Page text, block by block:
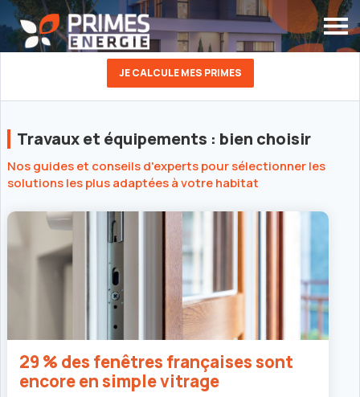
JE CALCULE MES PRIMES
Travaux et équipements : bien choisir
Nos guides et conseils d'experts pour sélectionner les
solutions les plus adaptées à votre habitat
29 % des fenêtres françaises sont
encore en simple vitrage